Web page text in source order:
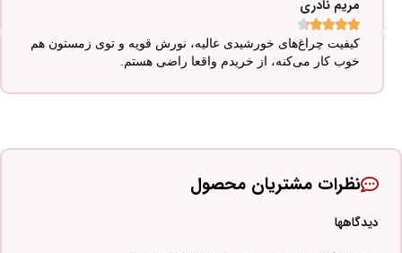
مریم نادری





کیفیت چراغ‌های خورشیدی عالیه، نورش قویه و توی زمستون هم
خوب کار می‌کنه، از خریدم واقعا راضی هستم.
نظرات مشتریان محصول
دیدگاهها